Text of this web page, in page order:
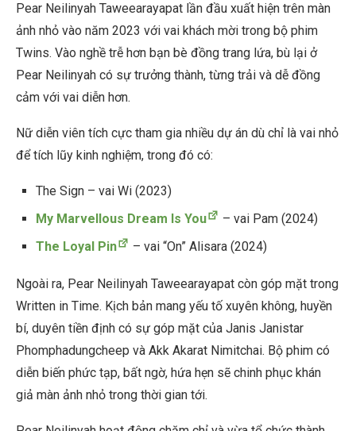
Pear Neilinyah Taweearayapat lần đầu xuất hiện trên màn
ảnh nhỏ vào năm 2023 với vai khách mời trong bộ phim
Twins. Vào nghề trễ hơn bạn bè đồng trang lứa, bù lại ở
Pear Neilinyah có sự trưởng thành, từng trải và dễ đồng
cảm với vai diễn hơn.
Nữ diễn viên tích cực tham gia nhiều dự án dù chỉ là vai nhỏ
để tích lũy kinh nghiệm, trong đó có:
The Sign – vai Wi (2023)
My Marvellous Dream Is You
– vai Pam (2024)
The Loyal Pin
– vai “On” Alisara (2024)
Ngoài ra, Pear Neilinyah Taweearayapat còn góp mặt trong
Written in Time. Kịch bản mang yếu tố xuyên không, huyền
bí, duyên tiền định có sự góp mặt của Janis Janistar
Phomphadungcheep và Akk Akarat Nimitchai. Bộ phim có
diễn biến phức tạp, bất ngờ, hứa hẹn sẽ chinh phục khán
giả màn ảnh nhỏ trong thời gian tới.